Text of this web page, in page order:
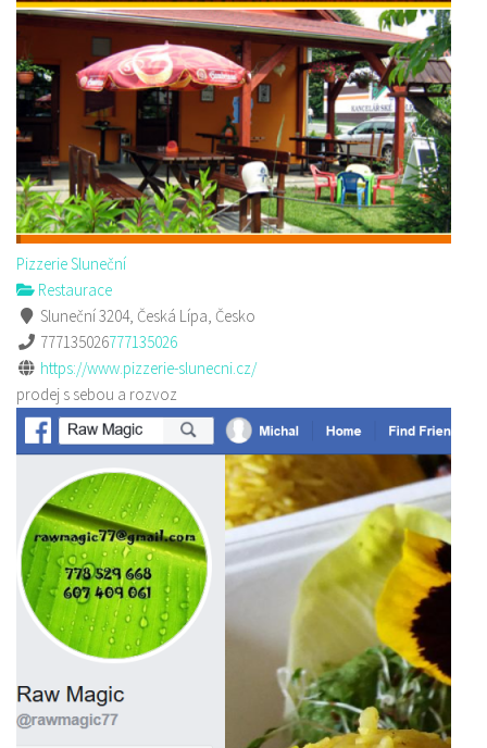
Pizzerie Sluneční
Restaurace
Sluneční 3204, Česká Lípa, Česko
777135026777135026
https://www.pizzerie-slunecni.cz/
prodej s sebou a rozvoz